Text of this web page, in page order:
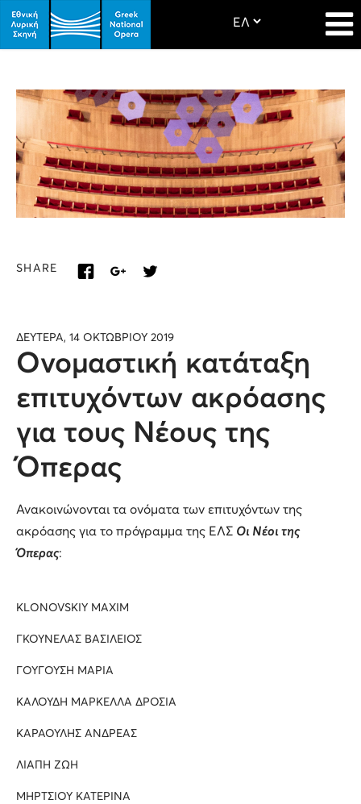
SHARE
ΔΕΥΤΕΡΑ, 14 ΟΚΤΩΒΡΙΟΥ 2019
Ονομαστική κατάταξη
επιτυχόντων ακρόασης
για τους Νέους της
Όπερας
Ανακοινώνονται τα ονόματα των επιτυχόντων της
ακρόασης για το πρόγραμμα της ΕΛΣ Οι Νέοι της
Όπερας:
KLONOVSKIY MAXIM
ΓΚΟΥΝΕΛΑΣ ΒΑΣΙΛΕΙΟΣ
ΓΟΥΓΟΥΣΗ ΜΑΡΙΑ
ΚΑΛΟΥΔΗ ΜΑΡΚΕΛΛΑ ΔΡΟΣΙΑ
ΚΑΡΑΟΥΛΗΣ ΑΝΔΡΕΑΣ
ΛΙΑΠΗ ΖΩΗ
ΜΗΡΤΣΙΟΥ ΚΑΤΕΡΙΝΑ